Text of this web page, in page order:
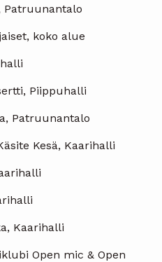
Patruunantalo
koko alue
Piippuhalli
Patruunantalo
Kesä, Kaarihalli
Kaarihalli
Open mic & Open